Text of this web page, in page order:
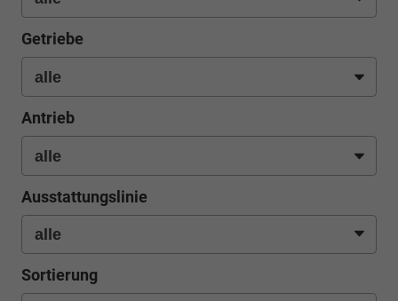
Getriebe
Antrieb
Ausstattungslinie
Sortierung